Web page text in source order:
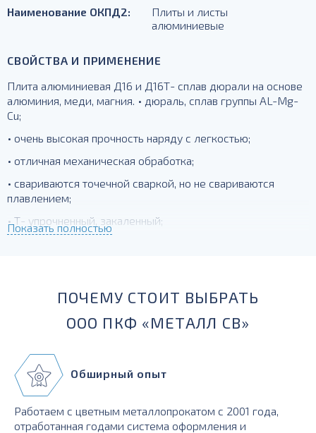
Наименование ОКПД2:
Плиты и листы
алюминиевые
СВОЙСТВА И ПРИМЕНЕНИЕ
Плита алюминиевая Д16 и Д16Т- сплав дюрали на основе
алюминия, меди, магния. • дюраль, сплав группы AL-Mg-
Cu;
• очень высокая прочность наряду с легкостью;
• отличная механическая обработка;
• свариваются точечной сваркой, но не свариваются
плавлением;
• Т- упрочненный, закаленный;
Показать полностью
ПОЧЕМУ СТОИТ ВЫБРАТЬ
ООО ПКФ «МЕТАЛЛ СВ»
Обширный опыт
Работаем с цветным металлопрокатом с 2001 года,
отработанная годами система оформления и